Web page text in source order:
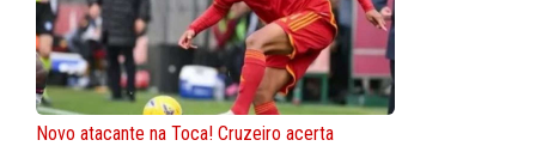
Novo atacante na Toca! Cruzeiro acerta